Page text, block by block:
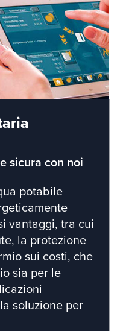
sicura con noi
potabile
vantaggi, tra cui
la protezione
sui costi, che
sia per le
soluzione per